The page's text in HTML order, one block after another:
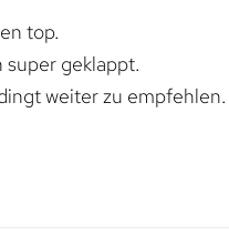
top.
geklappt.
weiter zu empfehlen.